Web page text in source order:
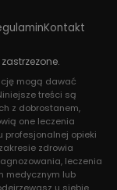
Kontakt
mogą dawać
treści są
z dobrostanem,
one leczenia
profesjonalnej opieki
zdrowia
leczenia
medycznym lub
u siebie